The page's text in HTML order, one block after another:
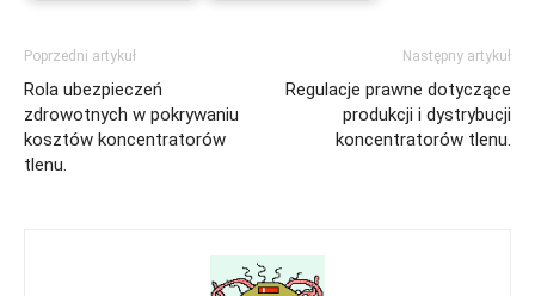
Poprzedni artykuł
Rola ubezpieczeń
zdrowotnych w pokrywaniu
kosztów koncentratorów
tlenu.
Następny artykuł
Regulacje prawne dotyczące
produkcji i dystrybucji
koncentratorów tlenu.